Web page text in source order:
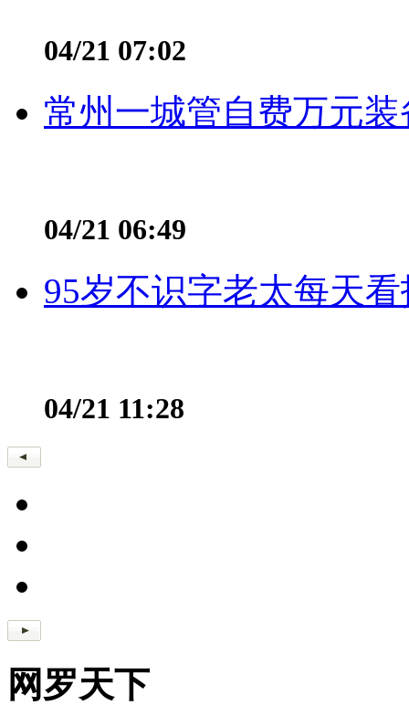
04/21 07:02
常州一城管自费万元
04/21 06:49
95岁不识字老太每天
04/21 11:28
网罗天下